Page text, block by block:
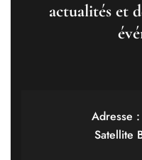
actualités et
Adresse
Satellite